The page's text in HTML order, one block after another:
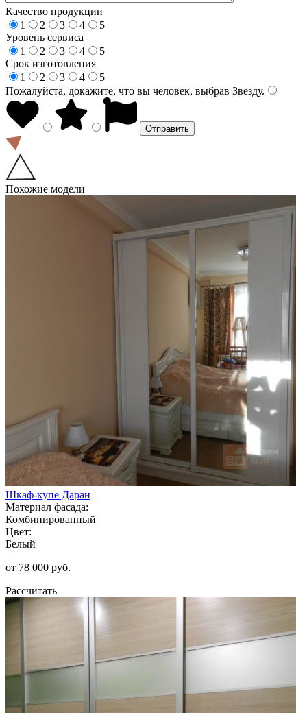
Качество продукции
1
2 3 4
5
Уровень сервиса
1
2 3 4
5
Срок изготовления
1
2 3 4
5
Пожалуйста, докажите, что вы человек, выбрав Звезду.
Похожие модели
Шкаф-купе Даран
Материал фасада:
Комбинированный
Цвет:
Белый
от 78 000 руб.
Рассчитать